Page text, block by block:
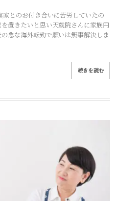
家とのお付き合いに苦労していたの
置きたいと思い天就院さんに家族円
急な海外転勤で願いは無事解決しま
続きを読む